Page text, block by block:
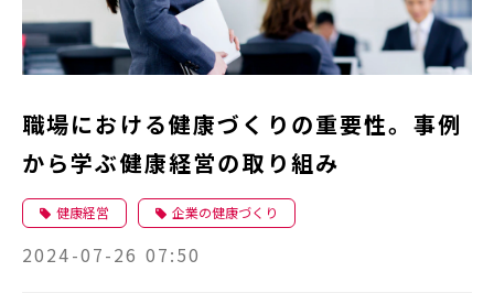
職場における健康づくりの重要性。事例
から学ぶ健康経営の取り組み
健康経営 企業の健康づくり
2024-07-26 07:50